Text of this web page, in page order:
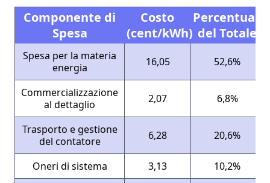
Componente di
Spesa
Costo
(cent/kWh)
Percentuale
del Totale
Spesa per la materia
energia
16,05 52,6%
Commercializzazione
al dettaglio
2,07 6,8%
Trasporto e gestione
del contatore
6,28 20,6%
Oneri di sistema 3,13
10,2%